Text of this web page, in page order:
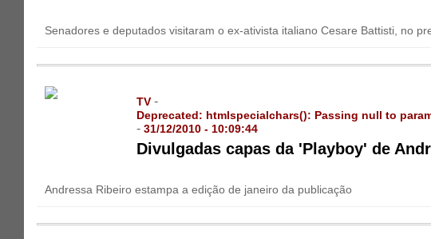
Senadores e deputados visitaram o ex-ativista italiano Cesare Battisti, no
TV -
Deprecated: htmlspecialchars(): Passing null to
-31/12/2010 - 10:09:44
Divulgadas capas da 'Playboy' de
Andressa Ribeiro estampa a edição de janeiro da publicação